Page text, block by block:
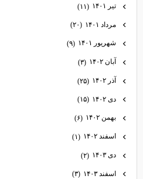
تیر ۱۴۰۱ (۱۱)
مرداد ۱۴۰۱ (۲۰)
شهریور ۱۴۰۱ (۹)
آبان ۱۴۰۲ (۳)
آذر ۱۴۰۲ (۲۵)
دی ۱۴۰۲ (۱۵)
بهمن ۱۴۰۲ (۶)
اسفند ۱۴۰۲ (۱)
دی ۱۴۰۳ (۲)
اسفند ۱۴۰۳ (۳)